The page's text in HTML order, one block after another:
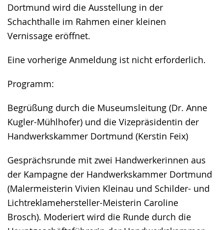
Dortmund wird die Ausstellung in der
Schachthalle im Rahmen einer kleinen
Vernissage eröffnet.
Eine vorherige Anmeldung ist nicht erforderlich.
Programm:
Begrüßung durch die Museumsleitung (Dr. Anne
Kugler-Mühlhofer) und die Vizepräsidentin der
Handwerkskammer Dortmund (Kerstin Feix)
Gesprächsrunde mit zwei Handwerkerinnen aus
der Kampagne der Handwerkskammer Dortmund
(Malermeisterin Vivien Kleinau und Schilder- und
Lichtreklamehersteller-Meisterin Caroline
Brosch). Moderiert wird die Runde durch die